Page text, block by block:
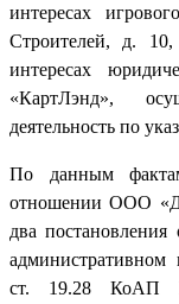
интересах
Строителей, д.
интересах
«КартЛэнд»,
деятельность по
По данным
отношении ООО
два
ст. 19.28 КоАП